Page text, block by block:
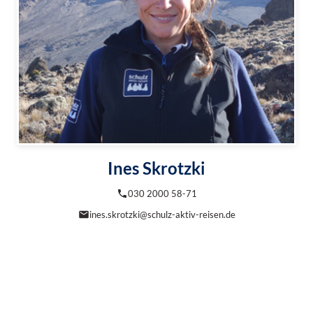
Ines Skrotzki
030 2000 58-71
ines.skrotzki@schulz-aktiv-reisen.de